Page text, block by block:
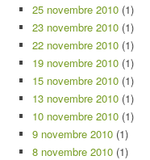
25 novembre 2010 (1)
23 novembre 2010 (1)
22 novembre 2010 (1)
19 novembre 2010 (1)
15 novembre 2010 (1)
13 novembre 2010 (1)
10 novembre 2010 (1)
9 novembre 2010 (1)
8 novembre 2010 (1)